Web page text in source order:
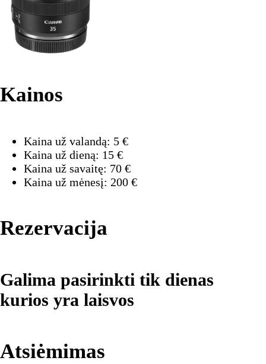
Kainos
Kaina už valandą: 5 €
Kaina už dieną: 15 €
Kaina už savaitę: 70 €
Kaina už mėnesį: 200 €
Rezervacija
Galima pasirinkti tik dienas
kurios yra laisvos
Atsiėmimas